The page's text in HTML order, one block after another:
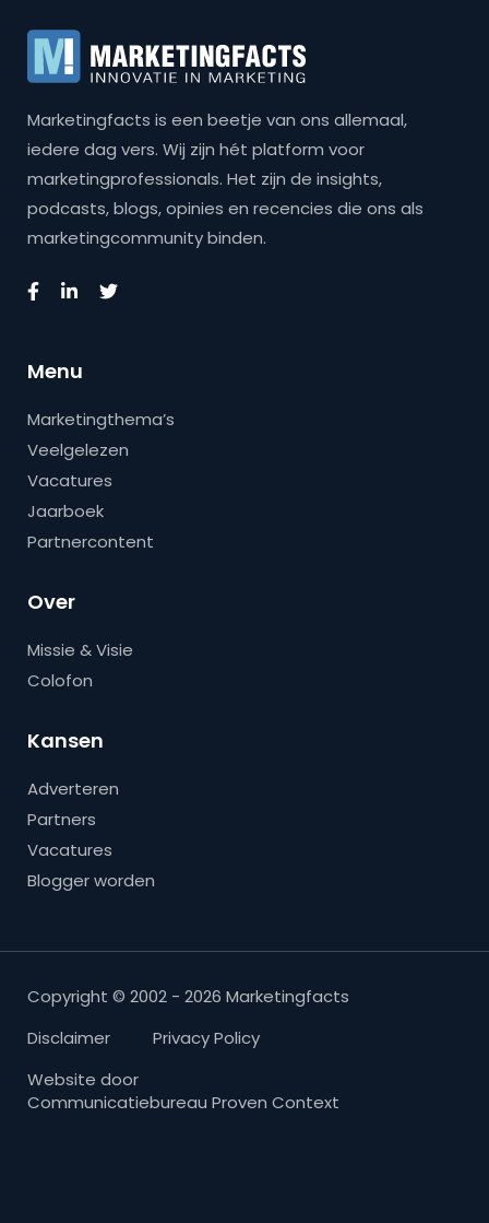
Marketingfacts is een beetje van ons allemaal,
iedere dag vers. Wij zijn hét platform voor
marketingprofessionals. Het zijn de insights,
podcasts, blogs, opinies en recencies die ons als
marketingcommunity binden.
Menu
Marketingthema’s
Veelgelezen
Vacatures
Jaarboek
Partnercontent
Over
Missie & Visie
Colofon
Kansen
Adverteren
Partners
Vacatures
Blogger worden
Copyright © 2002 - 2026 Marketingfacts
Disclaimer
Privacy Policy
Website door
Communicatiebureau Proven Context